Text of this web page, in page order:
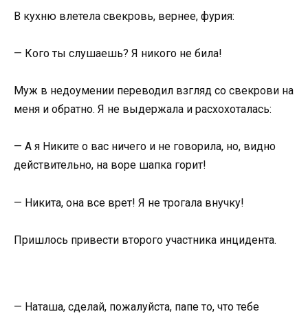
В кухню влетела свекровь, вернее, фурия:
— Кого ты слушаешь? Я никого не била!
Муж в недоумении переводил взгляд со свекрови на
меня и обратно. Я не выдержала и расхохоталась:
— А я Никите о вас ничего и не говорила, но, видно
действительно, на воре шапка горит!
— Никита, она все врет! Я не трогала внучку!
Пришлось привести второго участника инцидента.
— Наташа, сделай, пожалуйста, папе то, что тебе